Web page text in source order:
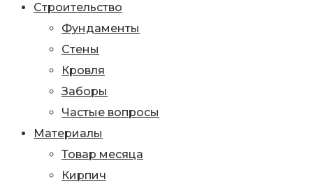
Строительство
Фундаменты
Стены
Кровля
Заборы
Частые вопросы
Материалы
Товар месяца
Кирпич